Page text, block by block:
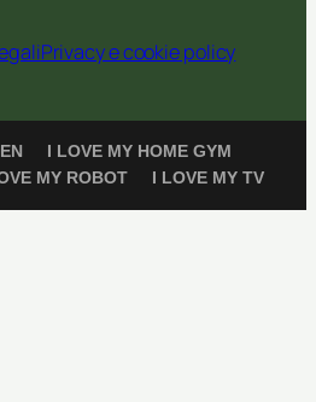
Privacy e cookie policy
I LOVE MY HOME GYM
MY ROBOT I LOVE MY TV